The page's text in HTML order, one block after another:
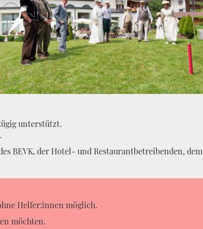
unterstützt.
BEVK, der Hotel- und Restaurantbetreibenden, dem
Helfer:innen möglich.
möchten.